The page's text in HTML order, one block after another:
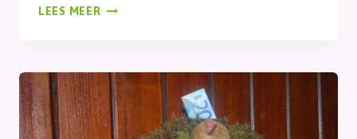
LEES MEER DAG